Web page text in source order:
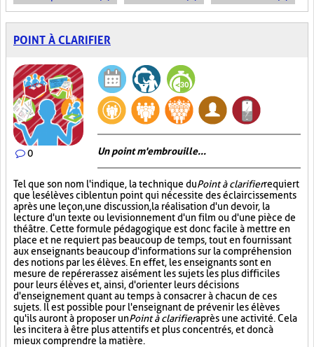
POINT À CLARIFIER
0 Un point m'embrouille...
Tel que son nom l'indique, la technique duPoint à clarifierrequiert
que les élèves ciblent un point qui nécessite des éclaircissements
après une leçon, une discussion, la réalisation d'un devoir, la
lecture d'un texte ou le visionnement d'un film ou d'une pièce de
théâtre. Cette formule pédagogique est donc facile à mettre en
place et ne requiert pas beaucoup de temps, tout en fournissant
aux enseignants beaucoup d'informations sur la compréhension
des notions par les élèves. En effet, les enseignants sont en
mesure de repérer assez aisément les sujets les plus difficiles
pour leurs élèves et, ainsi, d'orienter leurs décisions
d'enseignement quant au temps à consacrer à chacun de ces
sujets. Il est possible pour l'enseignant de prévenir les élèves
qu'ils auront à proposer unPoint à clarifieraprès une activité. Cela
les incitera à être plus attentifs et plus concentrés, et donc à
mieux comprendre la matière.